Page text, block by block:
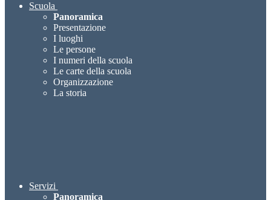
Scuola
Panoramica
Presentazione
I luoghi
Le persone
I numeri della scuola
Le carte della scuola
Organizzazione
La storia
Servizi
Panoramica